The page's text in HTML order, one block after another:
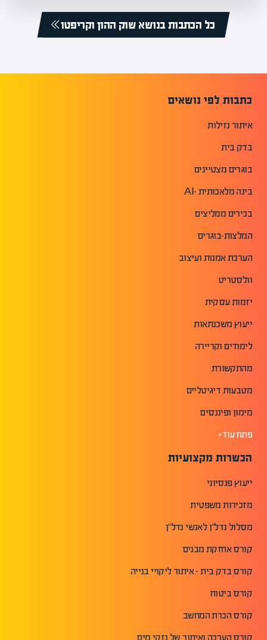
כל הכתבות בנושא שוק ההון וקריפטו
כתבות לפי נושאים
איתור נזילות
בדק בית
בוגרים מצטיינים
בינה מלאכותית -AI
בכירים ממליצים
המלצות-בוגרים
הערכת אמנות ועיצוב
וולסטריט
יזמות עסקית
ייעוץ משכנתאות
לימודים וקריירה
מהתקשורת
מטבעות דיגיטליים
מימון ופיננסים
פתח עוד+
הכשרות מקצועיות
ייעוץ פנסיוני
מזכירות משפטית
מסלול נדל"ן לאנשי נדל"ן
קורס אחזקת מבנים
קורס בדק בית - איתור ליקויי בנייה
קורס ביטוח
קורס הכרת המחשב
קורס הערכה ואיתור של נזקי מים